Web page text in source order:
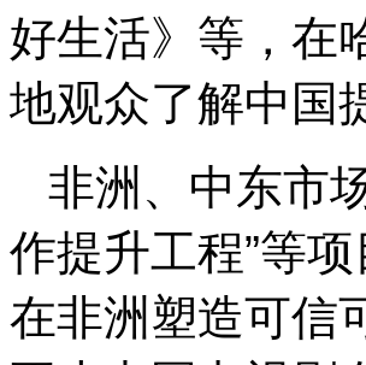
好生活》等，在
地观众了解中国
非洲、中东市
作提升工程”等
在非洲塑造可信